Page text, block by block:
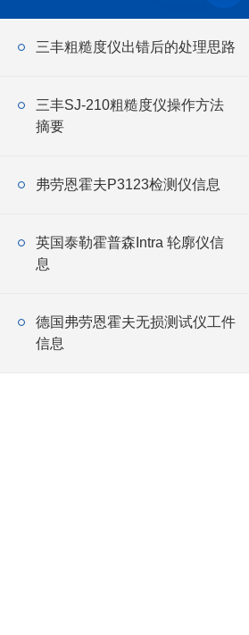
三丰粗糙度仪出错后的处理思路
三丰SJ-210粗糙度仪操作方法
摘要
弗劳恩霍夫P3123检测仪信息
英国泰勒霍普森Intra 轮廓仪信
息
德国弗劳恩霍夫无损测试仪工件
信息